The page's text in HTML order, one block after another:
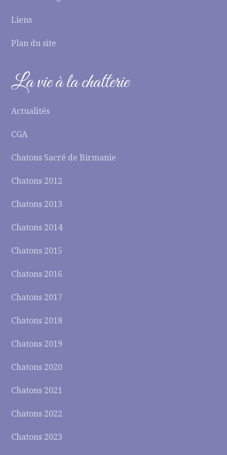
Liens
Plan du site
La vie à la chatterie
Actualités
CGA
Chatons Sacré de Birmanie
Chatons 2012
Chatons 2013
Chatons 2014
Chatons 2015
Chatons 2016
Chatons 2017
Chatons 2018
Chatons 2019
Chatons 2020
Chatons 2021
Chatons 2022
Chatons 2023